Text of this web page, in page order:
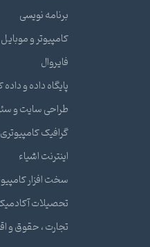
برنامه نویسی
کامپیوتر و موبایل
فایروال
پایگاه داده و
طراحی سایت و
گرافیک کامپیوتری
اینترنت اشیاء
سخت افزار
تحصیلات
تجارت ، حقوق و